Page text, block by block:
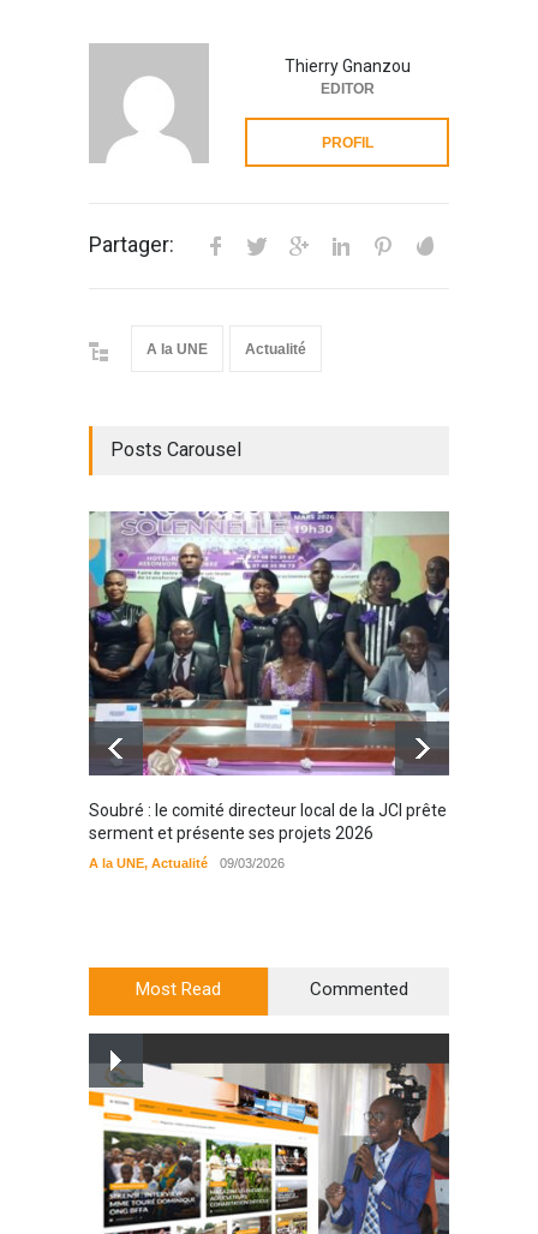
Thierry Gnanzou
EDITOR
PROFIL
Partager:
A la UNE Actualité
Posts Carousel
Soubré : le comité directeur local de la JCI prête
serment et présente ses projets 2026
A la UNE, Actualité 09/03/2026
Most Read Commented